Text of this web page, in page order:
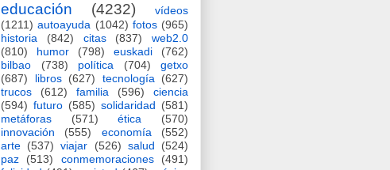
educación (4232)
vídeos
(1211) autoayuda (1042) fotos (965)
historia
(842) citas (837)
web2.0
(810)
humor (798) euskadi
(762)
bilbao
(738) política (704)
getxo
(687)
libros (627) tecnología
(627)
trucos
(612) familia (596)
ciencia
(594) futuro (585) solidaridad (581)
metáforas
(571) ética
(570)
innovación
(555) economía
(552)
arte (537) viajar (526) salud
(524)
paz
(513) conmemoraciones
(491)